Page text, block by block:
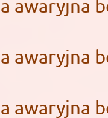
awaryjna
awaryjna
awaryjna